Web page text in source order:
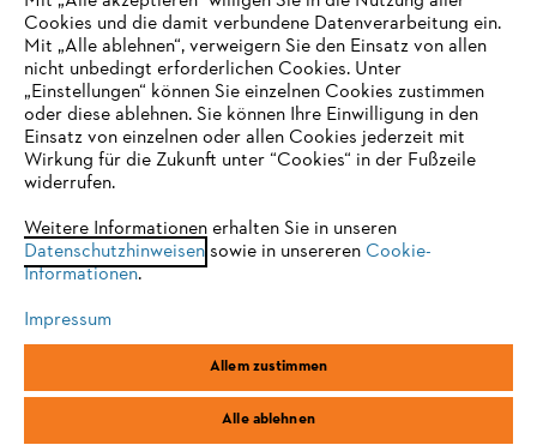
Online Shop
Service
Allgemeine Geschäftsbedingungen
Impressum Cookies Rechtliche Informationen
STIHL Vertriebszentrale AG & Co. KG, D-64807 Dieburg
IHR BROWSER WIRD NICHT
UNTERSTÜTZT
eine optimale Nutzung unserer Seite empfehlen wir Ihnen, zu
einem der folgenden Browser zu wechseln:
Firefox Chrome
Cookies und die damit verbundene Datenverarbeitung ein.
Mit „Alle ablehnen“, verweigern Sie den Einsatz von allen
nicht unbedingt erforderlichen Cookies. Unter
„Einstellungen“ können Sie einzelnen Cookies zustimmen
oder diese ablehnen. Sie können Ihre Einwilligung in den
Einsatz von einzelnen oder allen Cookies jederzeit mit
Wirkung für die Zukunft unter “Cookies“ in der Fußzeile
widerrufen.
Weitere Informationen erhalten Sie in unseren
Datenschutzhinweisensowie in unsereren Cookie-
Informationen.
Impressum
Allem zustimmen
Alle ablehnen